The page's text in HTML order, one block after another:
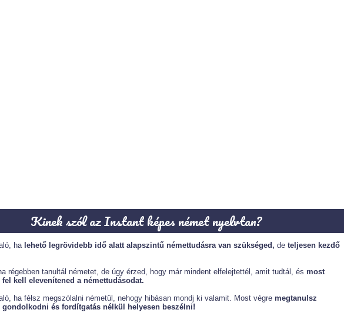
Kinek szól az Instant képes német nyelvtan?
ha lehető legrövidebb idő alatt alapszintű némettudásra van szükséged, de teljesen kezdő
régebben tanultál németet, de úgy érzed, hogy már mindent elfelejtettél, amit tudtál, és most
kell elevenítened a némettudásodat.
ha félsz megszólalni németül, nehogy hibásan mondj ki valamit. Most végre megtanulsz
gondolkodni és fordítgatás nélkül helyesen beszélni!